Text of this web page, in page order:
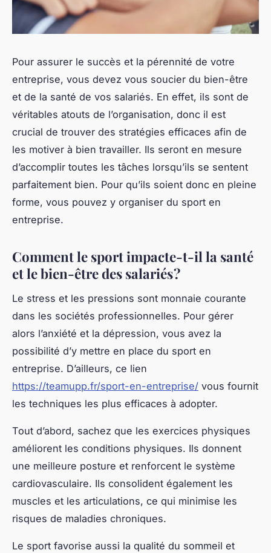
Pour assurer le succès et la pérennité de votre
entreprise, vous devez vous soucier du bien-être
et de la santé de vos salariés. En effet, ils sont de
véritables atouts de l’organisation, donc il est
crucial de trouver des stratégies efficaces afin de
les motiver à bien travailler. Ils seront en mesure
d’accomplir toutes les tâches lorsqu’ils se sentent
parfaitement bien. Pour qu’ils soient donc en pleine
forme, vous pouvez y organiser du sport en
entreprise.
Comment le sport impacte-t-il la santé
et le bien-être des salariés ?
Le stress et les pressions sont monnaie courante
dans les sociétés professionnelles. Pour gérer
alors l’anxiété et la dépression, vous avez la
possibilité d’y mettre en place du sport en
entreprise. D’ailleurs, ce lien
https://teamupp.fr/sport-en-entreprise/ vous fournit
les techniques les plus efficaces à adopter.
Tout d’abord, sachez que les exercices physiques
améliorent les conditions physiques. Ils donnent
une meilleure posture et renforcent le système
cardiovasculaire. Ils consolident également les
muscles et les articulations, ce qui minimise les
risques de maladies chroniques.
Le sport favorise aussi la qualité du sommeil et